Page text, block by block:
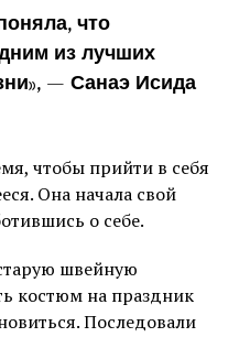
что
из лучших
— Санаэ Исида
чтобы прийти в себя
Она начала свой
о себе.
швейную
костюм на праздник
Последовали